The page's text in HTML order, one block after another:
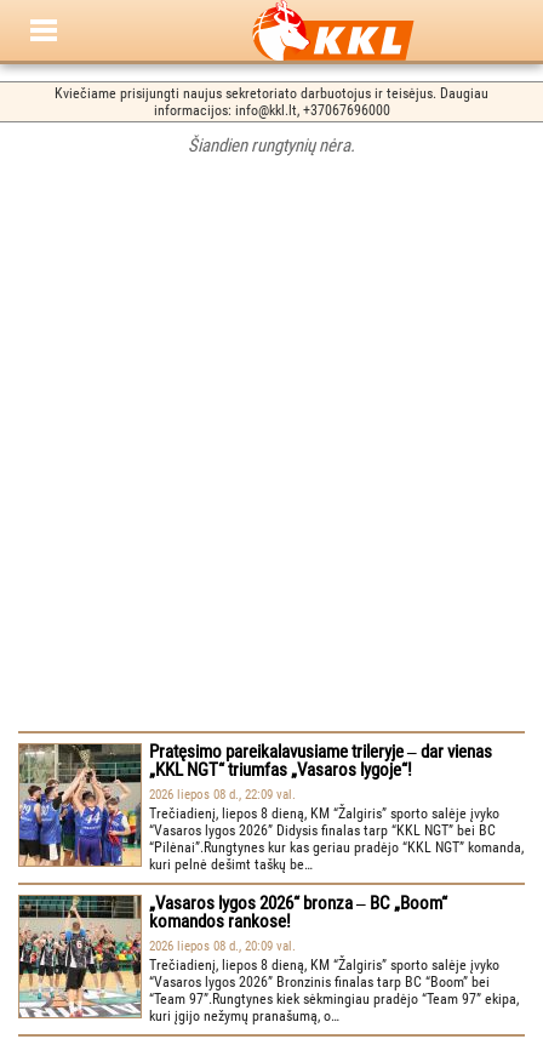
Kviečiame prisijungti naujus sekretoriato darbuotojus ir teisėjus. Daugiau
informacijos: info@kkl.lt, +37067696000
Šiandien rungtynių nėra.
Pratęsimo pareikalavusiame trileryje ‒ dar vienas
„KKL NGT“ triumfas „Vasaros lygoje“!
2026 liepos 08 d., 22:09 val.
Trečiadienį, liepos 8 dieną, KM “Žalgiris” sporto salėje įvyko
“Vasaros lygos 2026” Didysis finalas tarp “KKL NGT” bei BC
“Pilėnai”.Rungtynes kur kas geriau pradėjo “KKL NGT” komanda,
kuri pelnė dešimt taškų be…
„Vasaros lygos 2026“ bronza ‒ BC „Boom“
komandos rankose!
2026 liepos 08 d., 20:09 val.
Trečiadienį, liepos 8 dieną, KM “Žalgiris” sporto salėje įvyko
“Vasaros lygos 2026” Bronzinis finalas tarp BC “Boom” bei
“Team 97”.Rungtynes kiek sėkmingiau pradėjo “Team 97” ekipa,
kuri įgijo nežymų pranašumą, o…